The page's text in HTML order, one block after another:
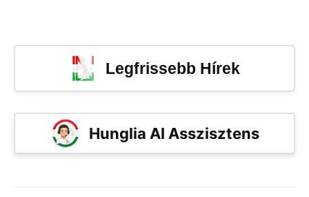
Legfrissebb Hírek
Hunglia AI Asszisztens